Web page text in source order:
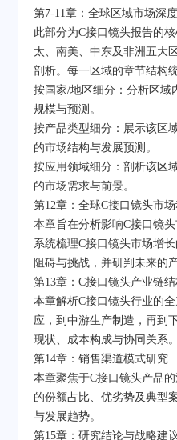
第7-11章：全球区域市场深度
此部分为C接口镜头报告的
太、南美、中东及非洲五大
剖析。每一区域的章节结构
按国家/地区细分：分析区域
规模与预测。
按产品类型细分：展示该区
的市场结构与发展预测。
按应用领域细分：剖析该区
的市场需求与前景。
第12章：全球C接口镜头市
本章旨在分析影响C接口镜
系统梳理C接口镜头市场增
阻碍与挑战，并研判未来的
第13章：C接口镜头产业链
本章解析C接口镜头行业的
应，到中游生产制造，再到
现状、成本构成与协同关系。
第14章：销售渠道模式研究
本章聚焦于C接口镜头产品
的份额占比、优劣势及典型
与发展趋势。
第15章：研究结论与战略建